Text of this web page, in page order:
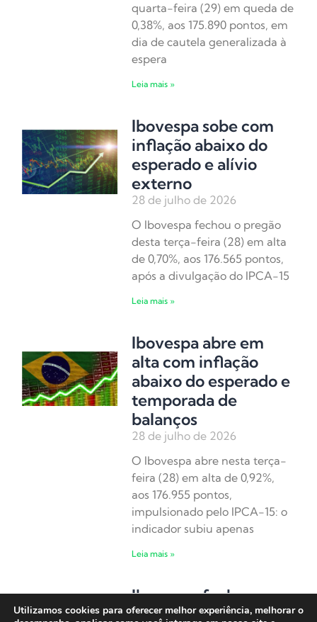
quarta-feira (29) em queda de
0,38%, aos 175.890 pontos, em
dia de cautela generalizada à
espera
Leia mais »
Ibovespa sobe com
inflação abaixo do
esperado e alívio
externo
28 de julho de 2026
O Ibovespa fechou o pregão
desta terça-feira (28) em alta
de 0,70%, aos 176.565 pontos,
após a divulgação do IPCA-15
Leia mais »
Ibovespa abre em
alta com inflação
abaixo do esperado e
temporada de
balanços
28 de julho de 2026
O Ibovespa abre nesta terça-
feira (28) em alta de 0,92%,
aos 176.955 pontos,
impulsionado pelo IPCA-15: o
indicador subiu apenas
Leia mais »
Ibovespa fecha em
alta com sinais de
Utilizamos cookies para oferecer melhor experiência, melhorar o